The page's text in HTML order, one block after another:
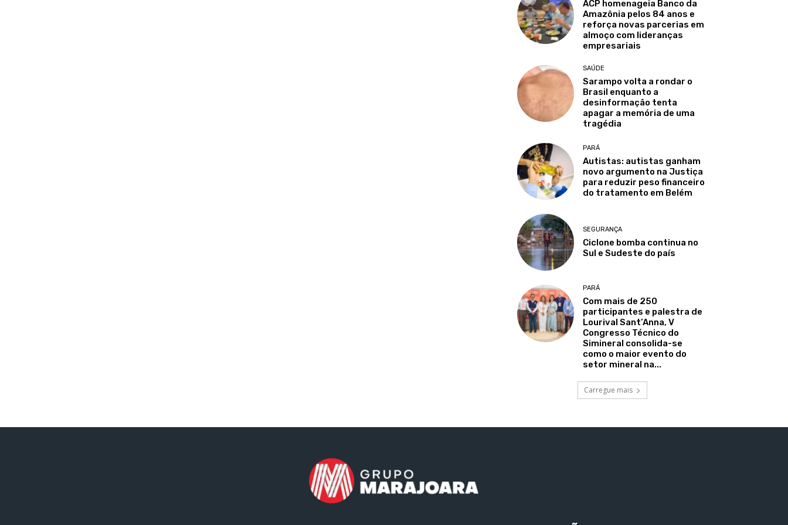
ACP homenageia Banco da
Amazônia pelos 84 anos e
reforça novas parcerias em
almoço com lideranças
empresariais
SAÚDE
Sarampo volta a rondar o
Brasil enquanto a
desinformação tenta
apagar a memória de uma
tragédia
PARÁ
Autistas: autistas ganham
novo argumento na Justiça
para reduzir peso financeiro
do tratamento em Belém
SEGURANÇA
Ciclone bomba continua no
Sul e Sudeste do país
PARÁ
Com mais de 250
participantes e palestra de
Lourival Sant’Anna, V
Congresso Técnico do
Simineral consolida-se
como o maior evento do
setor mineral na...
Carregue mais